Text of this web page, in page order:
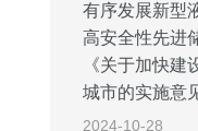
有序发展新型
高安全性先进
《关于加快建
城市的实施意
2024-10-28